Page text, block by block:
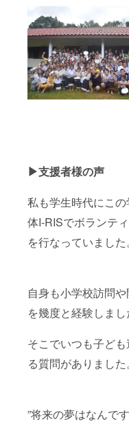
▶︎支援者様の声
私も学生時代にこ
体I-RISでボランテ
を行なっていました。
自身も小学校訪問
を幾度と経験しまし
そこでいつも子ど
る質問がありました。
”将来の夢はなんで